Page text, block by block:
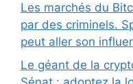
Les marchés du
par des criminels.
peut aller son
Le géant de la